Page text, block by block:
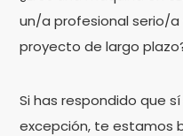
un/a profesional serio/a
proyecto de largo
Si has respondido que
excepción, te estamos